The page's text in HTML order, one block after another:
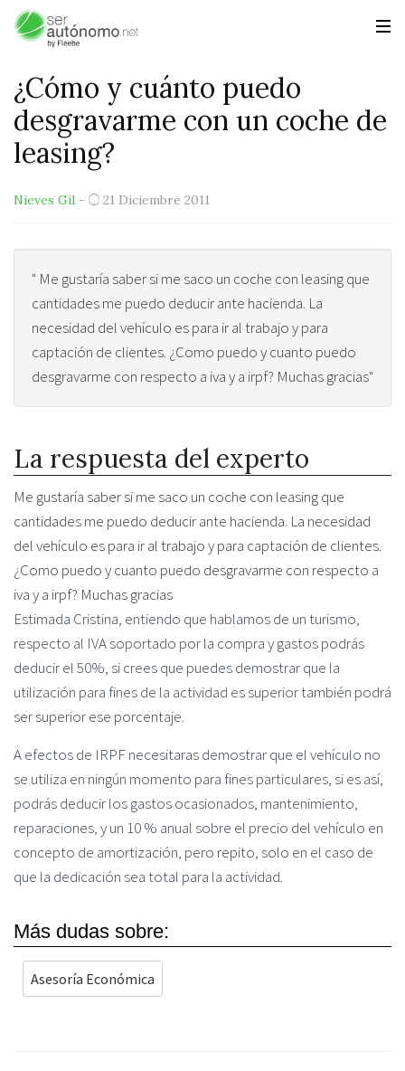
¿Cómo y cuánto puedo
desgravarme con un coche de
leasing?
Nieves Gil - 21 Diciembre 2011
" Me gustaría saber si me saco un coche con leasing que
cantidades me puedo deducir ante hacienda. La
necesidad del vehículo es para ir al trabajo y para
captación de clientes. ¿Como puedo y cuanto puedo
desgravarme con respecto a iva y a irpf? Muchas gracias"
La respuesta del experto
Me gustaría saber si me saco un coche con leasing que
cantidades me puedo deducir ante hacienda. La necesidad
del vehículo es para ir al trabajo y para captación de clientes.
¿Como puedo y cuanto puedo desgravarme con respecto a
iva y a irpf? Muchas gracias
Estimada Cristina, entiendo que hablamos de un turismo,
respecto al IVA soportado por la compra y gastos podrás
deducir el 50%, si crees que puedes demostrar que la
utilización para fines de la actividad es superior también podrá
ser superior ese porcentaje.
A efectos de IRPF necesitaras demostrar que el vehículo no
se utiliza en ningún momento para fines particulares, si es así,
podrás deducir los gastos ocasionados, mantenimiento,
reparaciones, y un 10 % anual sobre el precio del vehículo en
concepto de amortización, pero repito, solo en el caso de
que la dedicación sea total para la actividad.
Más dudas sobre:
Asesoría Económica